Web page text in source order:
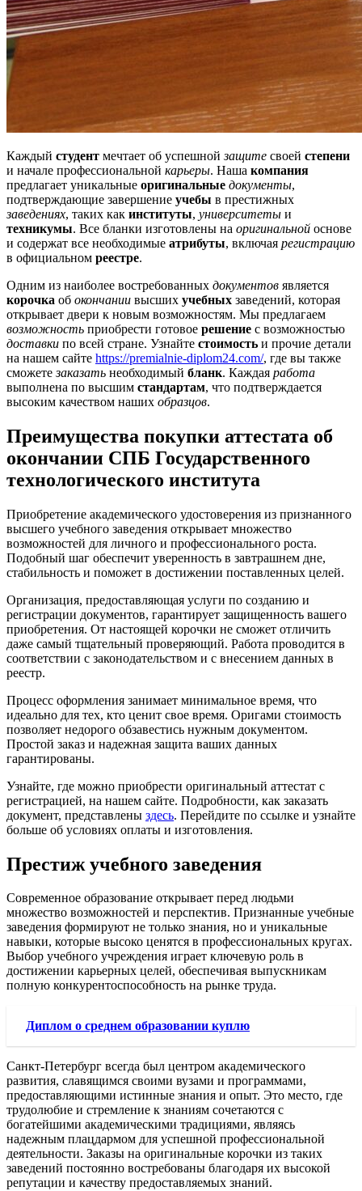
Каждый студент мечтает об успешнойзащите своей степени
и начале профессиональной карьеры. Наша компания
предлагает уникальные оригинальные документы,
подтверждающие завершение учебы в престижных
заведениях, таких как институты, университеты и
техникумы. Все бланки изготовлены на оригинальной основе
и содержат все необходимые атрибуты, включая регистрацию
в официальном реестре.
Одним из наиболее востребованных документов является
корочка об окончании высших учебных заведений, которая
открывает двери к новым возможностям. Мы предлагаем
возможность приобрести готовое решение с возможностью
доставки по всей стране. Узнайте стоимость и прочие детали
на нашем сайте https://premialnie-diplom24.com/, где вы также
сможетезаказать необходимый бланк. Каждая работа
выполнена по высшим стандартам, что подтверждается
высоким качеством наших образцов.
Преимущества покупки аттестата об
окончании СПБ Государственного
технологического института
Приобретение академического удостоверения из признанного
высшего учебного заведения открывает множество
возможностей для личного и профессионального роста.
Подобный шаг обеспечит уверенность в завтрашнем дне,
стабильность и поможет в достижении поставленных целей.
Организация, предоставляющая услуги по созданию и
регистрации документов, гарантирует защищенность вашего
приобретения. От настоящей корочки не сможет отличить
даже самый тщательный проверяющий. Работа проводится в
соответствии с законодательством и с внесением данных в
реестр.
Процесс оформления занимает минимальное время, что
идеально для тех, кто ценит свое время. Оригами стоимость
позволяет недорого обзавестись нужным документом.
Простой заказ и надежная защита ваших данных
гарантированы.
Узнайте, где можно приобрести оригинальный аттестат с
регистрацией, на нашем сайте. Подробности, как заказать
документ, представлены здесь. Перейдите по ссылке и узнайте
больше об условиях оплаты и изготовления.
Престиж учебного заведения
Современное образование открывает перед людьми
множество возможностей и перспектив. Признанные учебные
заведения формируют не только знания, но и уникальные
навыки, которые высоко ценятся в профессиональных кругах.
Выбор учебного учреждения играет ключевую роль в
достижении карьерных целей, обеспечивая выпускникам
полную конкурентоспособность на рынке труда.
Диплом о среднем образовании куплю
Санкт-Петербург всегда был центром академического
развития, славящимся своими вузами и программами,
предоставляющими истинные знания и опыт. Это место, где
трудолюбие и стремление к знаниям сочетаются с
богатейшими академическими традициями, являясь
надежным плацдармом для успешной профессиональной
деятельности. Заказы на оригинальные корочки из таких
заведений постоянно востребованы благодаря их высокой
репутации и качеству предоставляемых знаний.